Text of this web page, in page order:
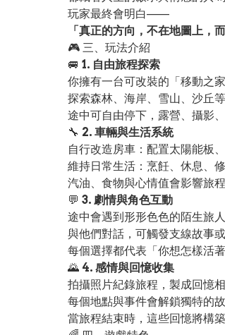
玩家最終會明白——
「真正的方向，不在地圖上，
🎮 三、玩法介紹
🚐 1. 自由旅程探索
你擁有一台可改裝的「移動之家
探索森林、海岸、雪山、沙丘
途中可自由停下，露營、攝影、
🔧 2. 車輛與生活系統
自行改造房車：配置太陽能板
維持日常生活：烹飪、休息、
汽油、食物與心情值會影響旅程
💬 3. 劇情與角色互動
途中會遇到形形色色的陌生旅
與他們對話，可觸發支線故事
每個選擇都代表「你想怎樣活著
🌄 4. 感情與回憶收集
拍攝照片紀錄旅程，製成回憶相
每個地點與事件會解鎖獨特的故
當旅程結束時，這些回憶將構